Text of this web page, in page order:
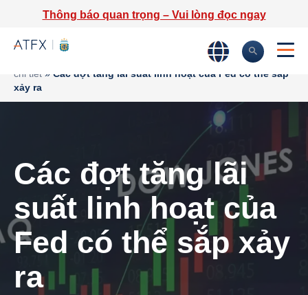
Thông báo quan trọng – Vui lòng đọc ngay
Tin tức thị trường & Thông tin
chi tiết » Các đợt tăng lãi suất linh hoạt của Fed có thể sắp
xảy ra
Các đợt tăng lãi
suất linh hoạt của
Fed có thể sắp xảy
ra